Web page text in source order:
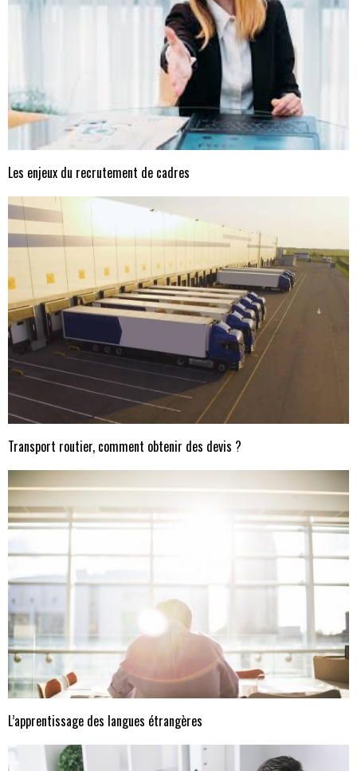
Les enjeux du recrutement de cadres
Transport routier, comment obtenir des devis ?
L’apprentissage des langues étrangères